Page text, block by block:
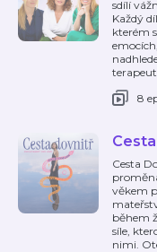
sdílí
Každý
kterém
8
Cesta
věkem
během
síle,
nimi.